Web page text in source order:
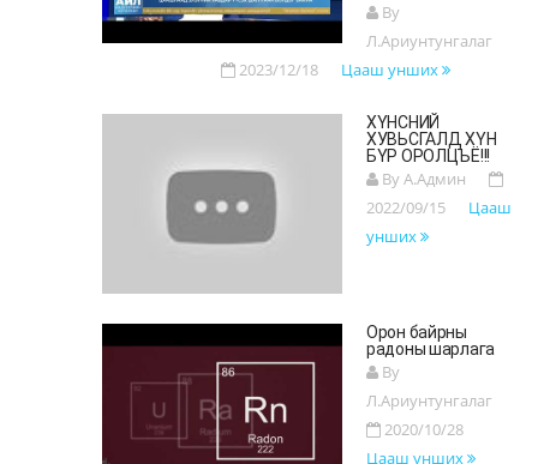
By
Л.Ариунтунгалаг
2023/12/18
Цааш унших
ХҮНСНИЙ
ХУВЬСГАЛД ХҮН
БҮР ОРОЛЦЪЁ!!!
By А.Админ
2022/09/15
Цааш
унших
Орон байрны
радоны шарлага
By
Л.Ариунтунгалаг
2020/10/28
Цааш унших